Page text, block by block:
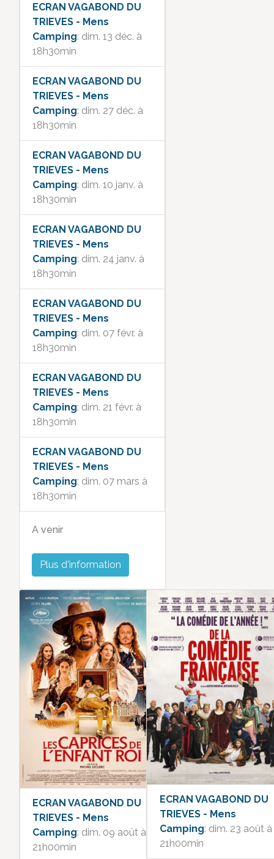
ECRAN VAGABOND DU
TRIEVES - Mens
Camping: dim. 13 déc. à
18h30min
ECRAN VAGABOND DU
TRIEVES - Mens
Camping: dim. 27 déc. à
18h30min
ECRAN VAGABOND DU
TRIEVES - Mens
Camping: dim. 10 janv. à
18h30min
ECRAN VAGABOND DU
TRIEVES - Mens
Camping: dim. 24 janv. à
18h30min
ECRAN VAGABOND DU
TRIEVES - Mens
Camping: dim. 07 févr. à
18h30min
ECRAN VAGABOND DU
TRIEVES - Mens
Camping: dim. 21 févr. à
18h30min
ECRAN VAGABOND DU
TRIEVES - Mens
Camping: dim. 07 mars à
18h30min
A venir
Plus d'information
ECRAN VAGABOND DU
TRIEVES - Mens
Camping: dim. 09 août à
21h00min
ECRAN VAGABOND DU
TRIEVES - Mens
Camping: dim. 23 août à
21h00min